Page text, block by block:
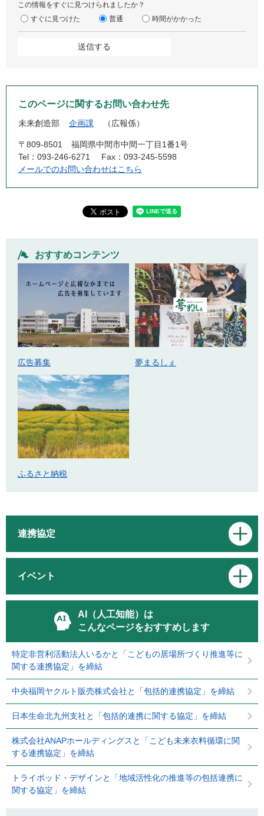
この情報をすぐに見つけられましたか？
すぐに見つけた
普通 時間がかかった
このページに関するお問い合わせ先
未来創造部 企画課 広報係
〒809-8501
福岡県中間市中間一丁目1番1号
Tel：093-246-6271
Fax：093-245-5598
メールでのお問い合わせはこちら
おすすめコンテンツ
広告募集 夢まるしぇ
ふるさと納税
連携協定
イベント
AI（人工知能）は
こんなページをおすすめします
特定非営利活動法人いるかと「こどもの居場所づくり推進等に
関する連携協定」を締結
中央福岡ヤクルト販売株式会社と「包括的連携協定」を締結
日本生命北九州支社と「包括的連携に関する協定」を締結
株式会社ANAPホールディングスと「こども未来衣料循環に関
する連携協定」を締結
トライポッド・デザインと「地域活性化の推進等の包括連携に
関する協定」を締結